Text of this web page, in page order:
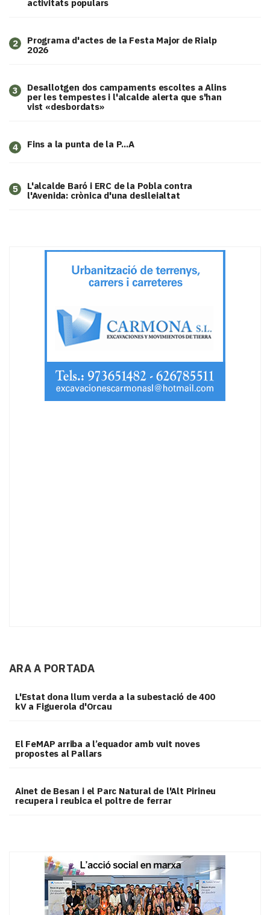
activitats populars
2
Programa d'actes de la Festa Major de Rialp
2026
3
​Desallotgen dos campaments escoltes a Alins
per les tempestes i l'alcalde alerta que s'han
vist «desbordats»
4 Fins a la punta de la P...A
5
L'alcalde Baró i ERC de la Pobla contra
l'Avenida: crònica d'una deslleialtat
ARA A PORTADA
L'Estat dona llum verda a la subestació de 400
kV a Figuerola d'Orcau
El FeMAP arriba a l’equador amb vuit noves
propostes al Pallars
Ainet de Besan i el Parc Natural de l'Alt Pirineu
recupera i reubica el poltre de ferrar